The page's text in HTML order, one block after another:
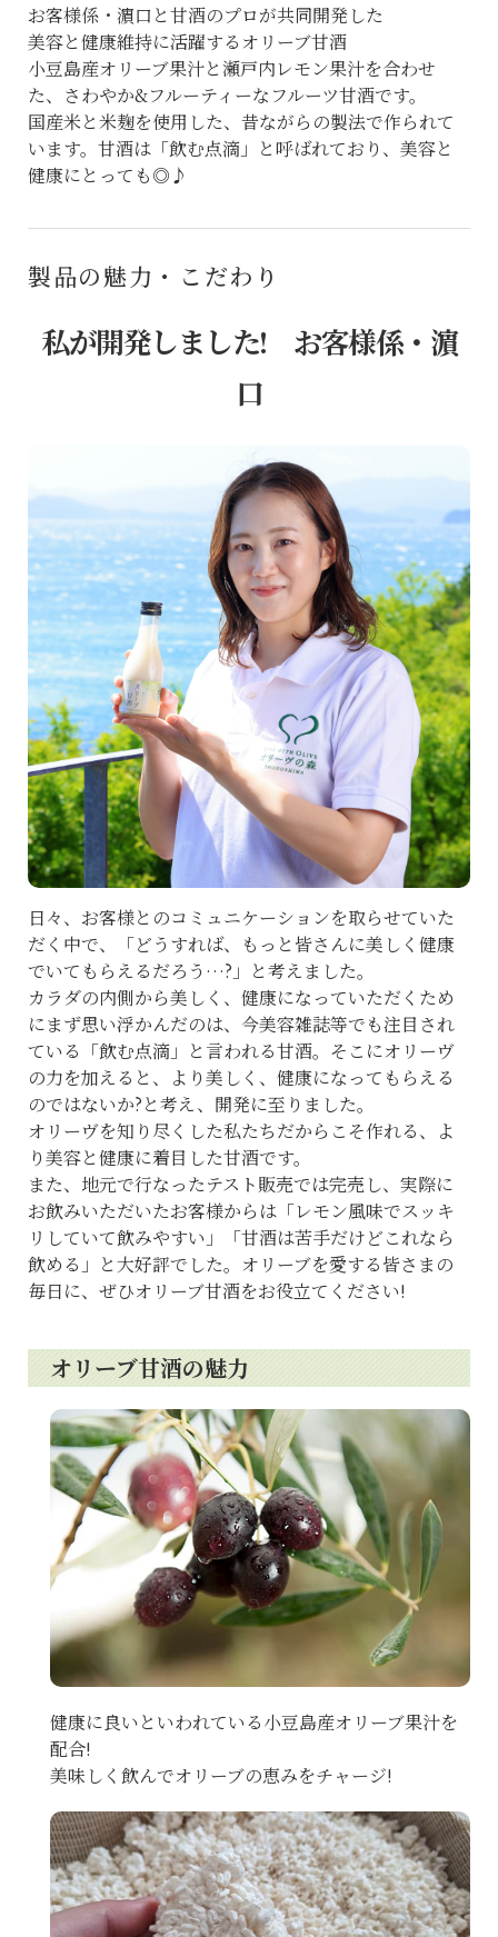
お客様係・濵口と甘酒のプロが共同開発した
美容と健康維持に活躍するオリーブ甘酒
小豆島産オリーブ果汁と瀬戸内レモン果汁を合わせ
た、さわやか&フルーティーなフルーツ甘酒です。
国産米と米麹を使用した、昔ながらの製法で作られて
います。甘酒は「飲む点滴」と呼ばれており、美容と
健康にとっても◎♪
製品の魅力・こだわり
私が開発しました! お客様係・濵
口
日々、お客様とのコミュニケーションを取らせていた
だく中で、「どうすれば、もっと皆さんに美しく健康
でいてもらえるだろう…?」と考えました。
カラダの内側から美しく、健康になっていただくため
にまず思い浮かんだのは、今美容雑誌等でも注目され
ている「飲む点滴」と言われる甘酒。そこにオリーヴ
の力を加えると、より美しく、健康になってもらえる
のではないか?と考え、開発に至りました。
オリーヴを知り尽くした私たちだからこそ作れる、よ
り美容と健康に着目した甘酒です。
また、地元で行なったテスト販売では完売し、実際に
お飲みいただいたお客様からは「レモン風味でスッキ
リしていて飲みやすい」「甘酒は苦手だけどこれなら
飲める」と大好評でした。オリーブを愛する皆さまの
毎日に、ぜひオリーブ甘酒をお役立てください!
オリーブ甘酒の魅力
健康に良いといわれている小豆島産オリーブ果汁を
配合!
美味しく飲んでオリーブの恵みをチャージ!